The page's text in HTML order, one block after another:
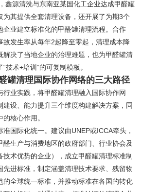
鑫源清洗与东南亚某国化工企业达成甲醛罐
为其提供全套清理设备，还开展了为期3个
企业建立标准化的甲醛罐清理流程。合作
故发生率从每年2起降至零起，清理成本降
解决了当地企业的治理难题，也为甲醛罐清
技术+培训”的可复制模板。
罐清理国际协作网络的三大路径
行业实践，将甲醛罐清理融入国际协作网
建设、能力提升三个维度构建解决方案，同
核心作用。
国际化统一。建议由UNEP或ICCA牵头，
醛生产与消费地区的政府部门、行业协会及
技术优势的企业），成立甲醛罐清理标准制
先进标准，制定涵盖清理技术要求、残留物
的全球统一标准，并推动标准在各国的转化